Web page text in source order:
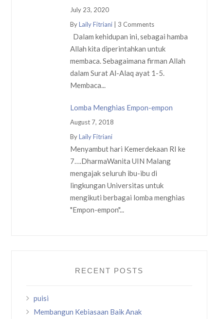
July 23, 2020
ByLaily Fitriani| 3 Comments
Dalam kehidupan ini, sebagai hamba
Allah kita diperintahkan untuk
membaca. Sebagaimana firman Allah
dalam Surat Al-Alaq ayat 1-5.
Membaca...
Lomba Menghias Empon-empon
August 7, 2018
ByLaily Fitriani
Menyambut hari Kemerdekaan RI ke
7….DharmaWanita UIN Malang
mengajak seluruh ibu-ibu di
lingkungan Universitas untuk
mengikuti berbagai lomba menghias
"Empon-empon"...
RECENT POSTS
puisi
Membangun Kebiasaan Baik Anak